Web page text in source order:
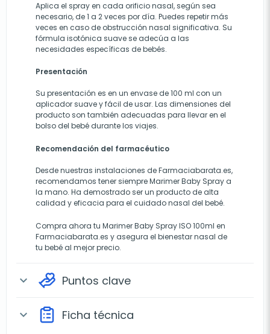
Aplica el spray en cada orificio nasal, según sea
necesario, de 1 a 2 veces por día. Puedes repetir más
veces en caso de obstrucción nasal significativa. Su
fórmula isotónica suave se adecúa a las
necesidades específicas de bebés.
Presentación
Su presentación es en un envase de 100 ml con un
aplicador suave y fácil de usar. Las dimensiones del
producto son también adecuadas para llevar en el
bolso del bebé durante los viajes.
Recomendación del farmacéutico
Desde nuestras instalaciones de Farmaciabarata.es,
recomendamos tener siempre Marimer Baby Spray a
la mano. Ha demostrado ser un producto de alta
calidad y eficacia para el cuidado nasal del bebé.
Compra ahora tu Marimer Baby Spray ISO 100ml en
Farmaciabarata.es y asegura el bienestar nasal de
tu bebé al mejor precio.
expand_more Puntos clave
expand_more Ficha técnica